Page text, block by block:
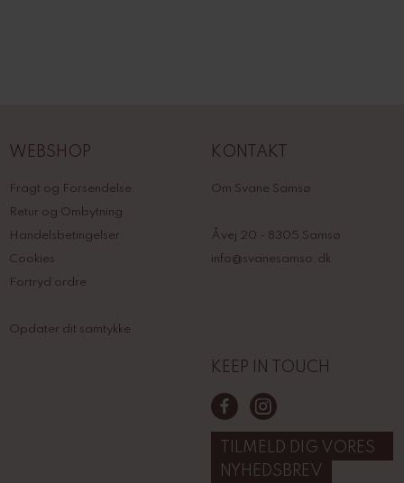
WEBSHOP
Fragt og Forsendelse
Retur og Ombytning
Handelsbetingelser
Cookies
Fortryd ordre
Opdater dit samtykke
KONTAKT
Om Svane Samsø
Åvej 20 - 8305 Samsø
info@svanesamso.dk
KEEP IN TOUCH
TILMELD DIG VORES
NYHEDSBREV